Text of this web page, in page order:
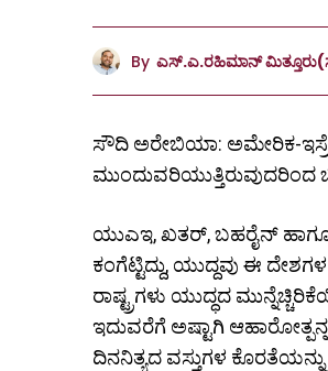
By ಎಸ್.ಎ.ರಹಿಮಾನ್
ಸೌದಿ ಅರೇಬಿಯಾ: ಅಮೇರಿಕ-
ಮುಂದುವರಿಯುತ್ತಿರುವುದರಿಂದ
ಯುಎಇ, ಖತರ್, ಬಹರೈನ್ ಹಾಗೂ
ಕಂಗೆಟ್ಟಿದ್ದು, ಯುದ್ದವು ಈ
ರಾಷ್ಟ್ರಗಳು ಯುದ್ಧದ
ಇದುವರೆಗೆ ಅಷ್ಟಾಗಿ
ದಿನನಿತ್ಯದ ವಸ್ತುಗಳ